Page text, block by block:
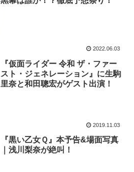
2022.06.03
『仮面ライダー 令和 ザ・ファー
スト・ジェネレーション』に生駒
里奈と和田聰宏がゲスト出演！
2019.11.03
『黒い乙女Ｑ』本予告&場面写真
｜浅川梨奈が絶叫！